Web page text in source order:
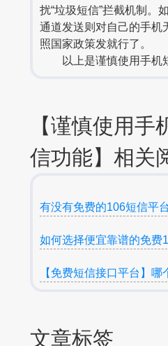
扰“垃圾短信”拦截机制。
通道发送则对自己的手机
照国家政策发就行了。
以上是谨慎使用手机短
【谨慎使用
信功能】相关
有没有免费的106短信平
如何选择便宜靠谱的免费
【免费短信接口平台】
文章标签